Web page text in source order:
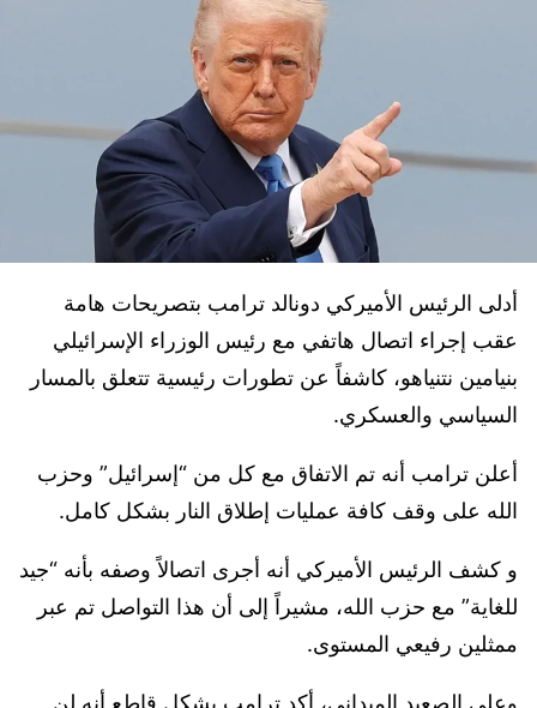
أدلى الرئيس الأميركي دونالد ترامب بتصريحات هامة
عقب إجراء اتصال هاتفي مع رئيس الوزراء الإسرائيلي
بنيامين نتنياهو، كاشفاً عن تطورات رئيسية تتعلق بالمسار
السياسي والعسكري.
أعلن ترامب أنه تم الاتفاق مع كل من “إسرائيل” وحزب
الله على وقف كافة عمليات إطلاق النار بشكل كامل.
و كشف الرئيس الأميركي أنه أجرى اتصالاً وصفه بأنه “جيد
للغاية” مع حزب الله، مشيراً إلى أن هذا التواصل تم عبر
ممثلين رفيعي المستوى.
وعلى الصعيد الميداني، أكد ترامب بشكل قاطع أنه لن